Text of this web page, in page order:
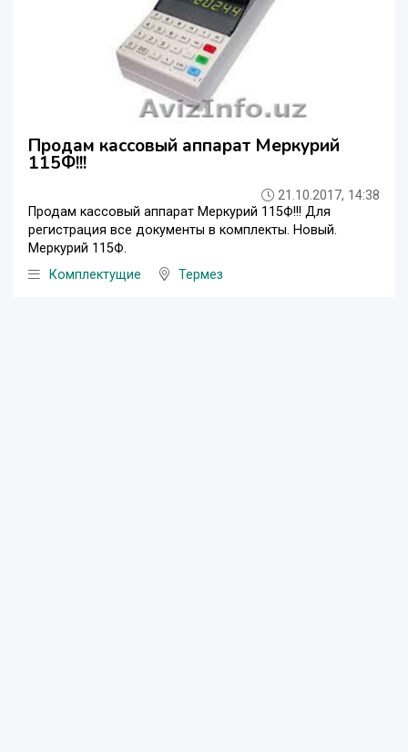
Продам кассовый аппарат Меркурий
115Ф!!!
21.10.2017, 14:38
Продам кассовый аппарат Меркурий 115Ф!!! Для
регистрация все документы в комплекты. Новый.
Меркурий 115Ф.
Комплектущие
Термез